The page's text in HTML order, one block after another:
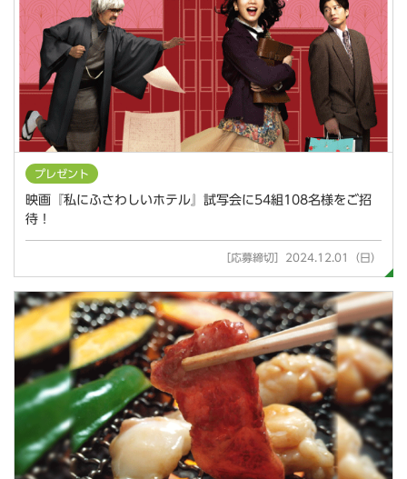
プレゼント
映画『私にふさわしいホテル』試写会に54組108名様をご招
待！
［応募締切］2024.12.01（日）